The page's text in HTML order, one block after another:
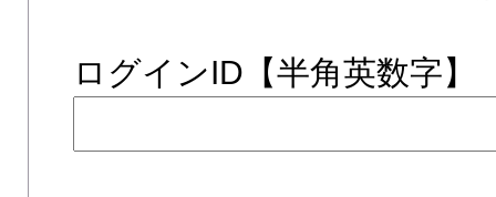
ログインID【半角英数字】